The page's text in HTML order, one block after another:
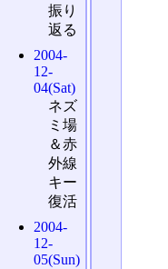
振り
返る
2004-
12-
04(Sat)
ネズ
ミ場
＆赤
外線
キー
復活
2004-
12-
05(Sun)